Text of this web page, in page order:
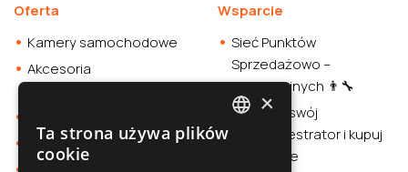
Oferta
Kamery samochodowe
Akcesoria
Stacja zasilania
Wsparcie
Sieć Punktów
Sprzedażowo –
Instalacyjnych 👨‍🔧
Sprawdź swój
wideorejestrator i kupuj
rozważnie
×
Ta strona używa plików
cookie